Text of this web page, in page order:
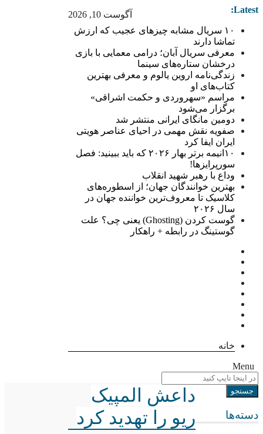
آگوست 10, 2026 Latest:
۱۰ سریال مشابه چیزهای عجیب که ارزش
تماشا دارند
معرفی سریال آبان؛ درامی معمایی با بازی
درخشان ستاره‌های سینما
زندگی‌نامه اروین یالوم و معرفی بهترین
کتاب‌های او
مراسم «سهروردی و حکمت اشراقی»
برگزار می‌شود
دومین مانگای ایرانی منتشر شد
صفویه نقش مهمی در احیای عناصر هویتی
ایران ایفا کرد
۱۰انیمه برتر بهار ۲۰۲۶ که باید ببینید: فصل
سورپرایزها!
وداع با رهبر شهید انقلاب
بهترین خوانندگان جهان؛ از اسطوره‌های
کلاسیک تا معروف‌ترین خواننده جهان در
سال ۲۰۲۶
گوست کردن (Ghosting) یعنی چی؟ علت
گوستینگ در رابطه + راهکار
خانه
Menu
دسته‌ها
داعش المپیک
ریو را تهدید کرد